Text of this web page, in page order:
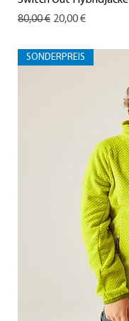
Standardpreis
80,00 € Sale-Preis
20,00 €
SONDERPREIS